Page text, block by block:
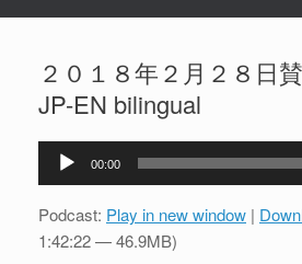
２０１８年２月２８日
JP-EN bilingual
プ
レ
00:00
Podcast: Play in new window |
1:42:22 — 46.9MB)